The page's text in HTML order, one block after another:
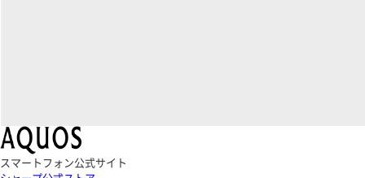
スマートフォン公式サイト